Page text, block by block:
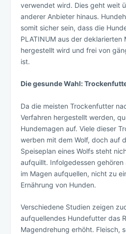
verwendet wird. Dies geht weit
anderer Anbieter hinaus.
somit sicher sein, dass die
PLATINUM aus der deklarierten
hergestellt wird und frei von
ist.
Die gesunde Wahl:
Da die meisten Trockenfutter
Verfahren hergestellt werden,
Hundemagen auf. Viele dieser
werben mit dem Wolf, doch auf
Speiseplan eines Wolfs steht
aufquillt. Infolgedessen
im Magen aufquellen, nicht zu
Ernährung von Hunden.
Verschiedene Studien zeigen
aufquellendes Hundefutter das
Magendrehung erhöht. Fleisch,